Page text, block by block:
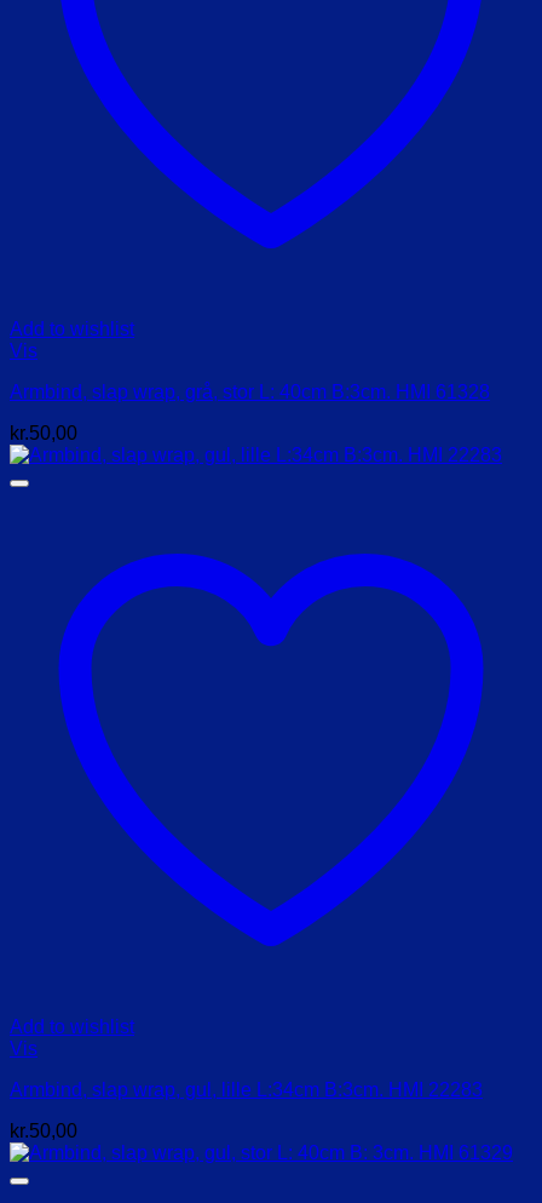
Add to wishlist
Vis
Armbind, slap wrap, grå, stor L: 40cm B:3cm. HMI 61328
kr.50,00
Add to wishlist
Vis
Armbind, slap wrap, gul, lille L:34cm B:3cm. HMI 22283
kr.50,00